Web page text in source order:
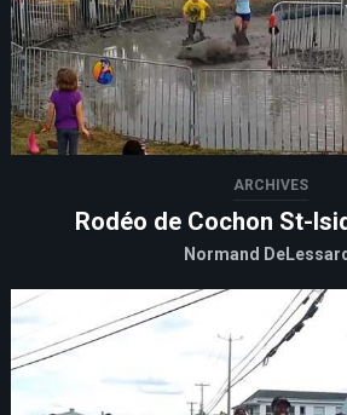
ARCHIVES
Rodéo de Cochon St-
Normand DeLessard